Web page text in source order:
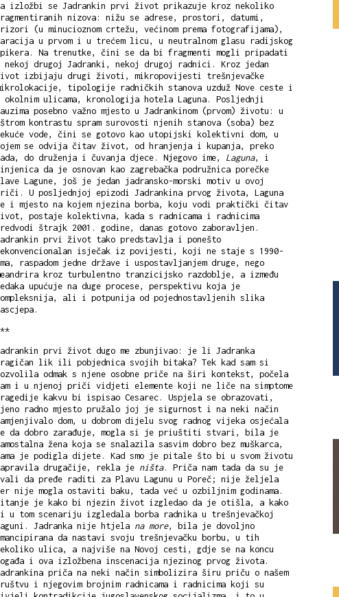
izložbi se Jadrankin prvi život prikazuje kroz nekoliko
nizova: nižu se adrese, prostori, datumi,
(u minucioznom crtežu, većinom prema fotografijama),
u prvom i u trećem licu, u neutralnom glasu radijskog
Na trenutke, čini se da bi fragmenti mogli pripadati
drugoj Jadranki, nekoj drugoj radnici. Kroz jedan
izbijaju drugi životi, mikropovijesti trešnjevačke
tipologije radničkih stanova uzduž Nove ceste i
okolnim ulicama, kronologija hotela Laguna. Posljednji
posebno važno mjesto u Jadrankinom (prvom) životu: u
kontrastu spram surovosti njenih stanova (soba) bez
vode, čini se gotovo kao utopijski kolektivni dom, u
se odvija čitav život, od hranjenja i kupanja, preko
do druženja i čuvanja djece. Njegovo ime, Laguna, i
da je osnovan kao zagrebačka podružnica porečke
Lagune, još je jedan jadransko-morski motiv u ovoj
U posljednjoj epizodi Jadrankina prvog života, Laguna
i mjesto na kojem njezina borba, koju vodi praktički čitav
postaje kolektivna, kada s radnicama i radnicima
štrajk 2001. godine, danas gotovo zaboravljen.
prvi život tako predstavlja i ponešto
isječak iz povijesti, koji ne staje s 1990-
raspadom jedne države i uspostavljanjem druge, nego
kroz turbulentno tranzicijsko razdoblje, a između
upućuje na duge procese, perspektivu koja je
ali i potpunija od pojednostavljenih slika
prvi život dugo me zbunjivao: je li Jadranka
lik ili pobjednica svojih bitaka? Tek kad sam si
odmak s njene osobne priče na širi kontekst, počela
i u njenoj priči vidjeti elemente koji ne liče na simptome
kakvu bi ispisao Cesarec. Uspjela se obrazovati,
radno mjesto pružalo joj je sigurnost i na neki način
dom, u dobrom dijelu svog radnog vijeka osjećala
da dobro zarađuje, mogla si je priuštiti stvari, bila je
žena koja se snalazila sasvim dobro bez muškarca,
je podigla dijete. Kad smo je pitale što bi u svom životu
drugačije, rekla je ništa. Priča nam tada da su je
da pređe raditi za Plavu Lagunu u Poreč; nije željela
nije mogla ostaviti baku, tada već u ozbiljnim godinama.
je kako bi njezin život izgledao da je otišla, a kako
u tom scenariju izgledala borba radnika u trešnjevačkoj
Jadranka nije htjela na more, bila je dovoljno
da nastavi svoju trešnjevačku borbu, u tih
ulica, a najviše na Novoj cesti, gdje se na koncu
i ova izložbena inscenacija njezinog prvog života.
priča na neki način simbolizira širu priču o našem
i njegovim brojnim radnicama i radnicima koji su